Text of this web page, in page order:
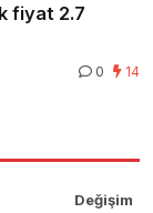
fiyat 2.7
0 14
Değişim